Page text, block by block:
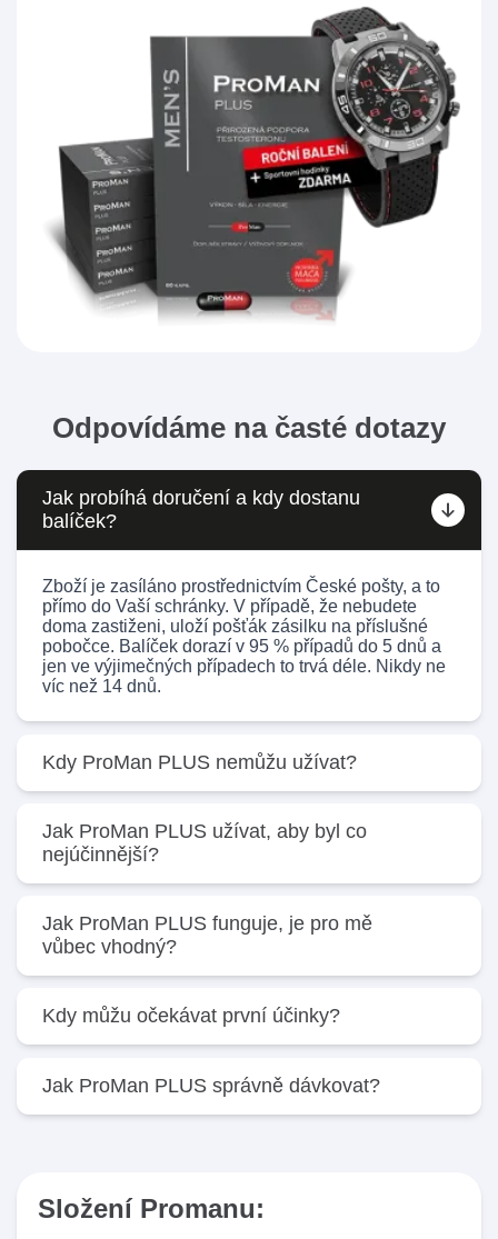
Odpovídáme na časté dotazy
Jak probíhá doručení a kdy dostanu
balíček?
Zboží je zasíláno prostřednictvím České pošty, a to
přímo do Vaší schránky. V případě, že nebudete
doma zastiženi, uloží pošťák zásilku na příslušné
pobočce. Balíček dorazí v 95 % případů do 5 dnů a
jen ve výjimečných případech to trvá déle. Nikdy ne
víc než 14 dnů.
Kdy ProMan PLUS nemůžu užívat?
Díky přírodním surovinám norského původu nemá
produkt žádné vedlejší účinky. Kontraindikací může
být pouze alergie na některou z jeho složek. Pokud
máte jakékoli pochybnosti, ověřte vhodnost užívání
Jak ProMan PLUS užívat, aby byl co
nejúčinnější?
Užívá je jedna tableta denně. Pro zvýšení účinnosti
není vhodné doporučenou denní dávku zvyšovat –
zaměřte se na dlouhodobé užívání. Tabletu zapíjejte
sklenicí vody a užívejte během jídla nebo po jídle.
Jak ProMan PLUS funguje, je pro mě
vůbec vhodný?
Produkt je vhodný pro všechny muže, kteří si chtějí
zachovat fyzickou i duševní kondici co nejdéle.
Můžete ho tedy začít užívat kdykoli.ProMan PLUS
sestaveno potřebám mužského organismu. Tyto
složky zlepšují výkon a přinášejí více energie a
Kdy můžu očekávat první účinky?
Už po krátké době pocítíte, že máte víc energie.
Někdo se cítí lépe již po 2 týdnech, u někoho to trvá
déle. ProtožeProMan PLUSpůsobí několika
Jak ProMan PLUS správně dávkovat?
Složení Promanu: